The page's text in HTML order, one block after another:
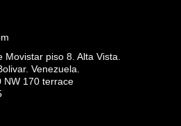
Movistar piso 8. Alta Vista.
Venezuela.
NW 170 terrace